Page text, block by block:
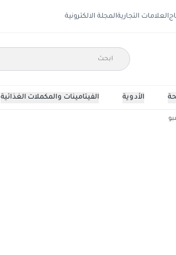
العلامات التجاريةالمجلة الالكترونية
الفيتامينات والمكملات الغذائية الأدوية